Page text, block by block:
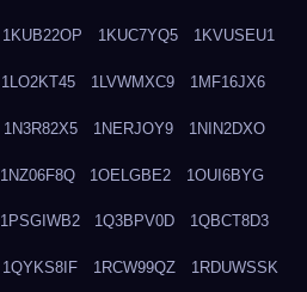
1KUB22OP 1KUC7YQ5 1KVUSEU1
1LO2KT45 1LVWMXC9 1MF16JX6
1N3R82X5 1NERJOY9 1NIN2DXO
1NZ06F8Q 1OELGBE2 1OUI6BYG
1PSGIWB2 1Q3BPV0D 1QBCT8D3
1QYKS8IF 1RCW99QZ 1RDUWSSK